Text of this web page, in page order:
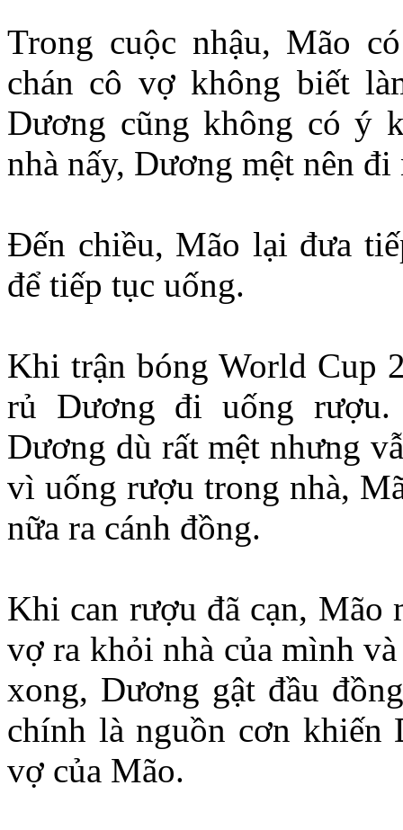
Trong cuộc nhậu, Mão
chán cô vợ không biết
Dương cũng không có ý
nhà nấy, Dương mệt nên đi
Đến chiều, Mão lại đưa
để tiếp tục uống.
Khi trận bóng World Cup
rủ Dương đi uống
Dương dù rất mệt nhưng
vì uống rượu trong nhà,
nữa ra cánh đồng.
Khi can rượu đã cạn, Mão
vợ ra khỏi nhà của mình
xong, Dương gật đầu
chính là nguồn cơn khiến
vợ của Mão.